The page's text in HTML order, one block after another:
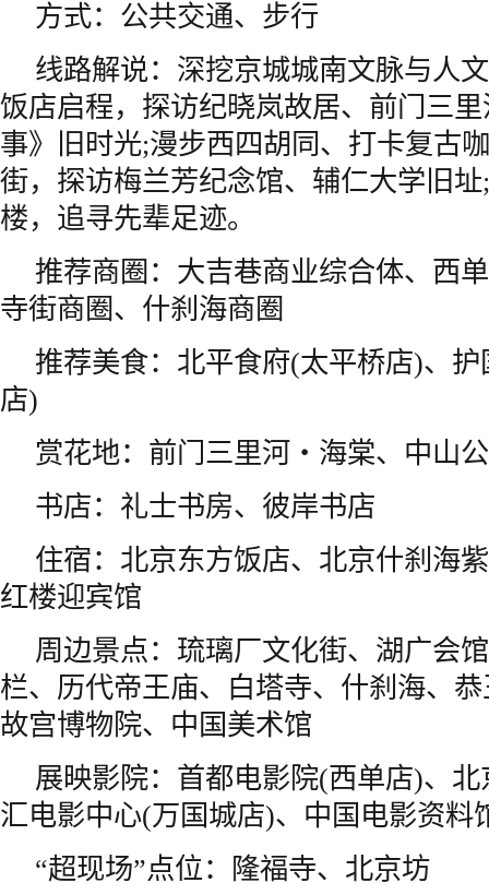
方式：公共交通、步行
线路解说：深挖京城城南文脉与人
饭店启程，探访纪晓岚故居、前门三
事》旧时光;漫步西四胡同、打卡复古
街，探访梅兰芳纪念馆、辅仁大学旧
楼，追寻先辈足迹。
推荐商圈：大吉巷商业综合体、西
寺街商圈、什刹海商圈
推荐美食：北平食府(太平桥店)、
店)
赏花地：前门三里河・海棠、中山
书店：礼士书房、彼岸书店
住宿：北京东方饭店、北京什刹海
红楼迎宾馆
周边景点：琉璃厂文化街、湖广会
栏、历代帝王庙、白塔寺、什刹海、
故宫博物院、中国美术馆
展映影院：首都电影院(西单店)、
汇电影中心(万国城店)、中国电影资料
“超现场”点位：隆福寺、北京坊